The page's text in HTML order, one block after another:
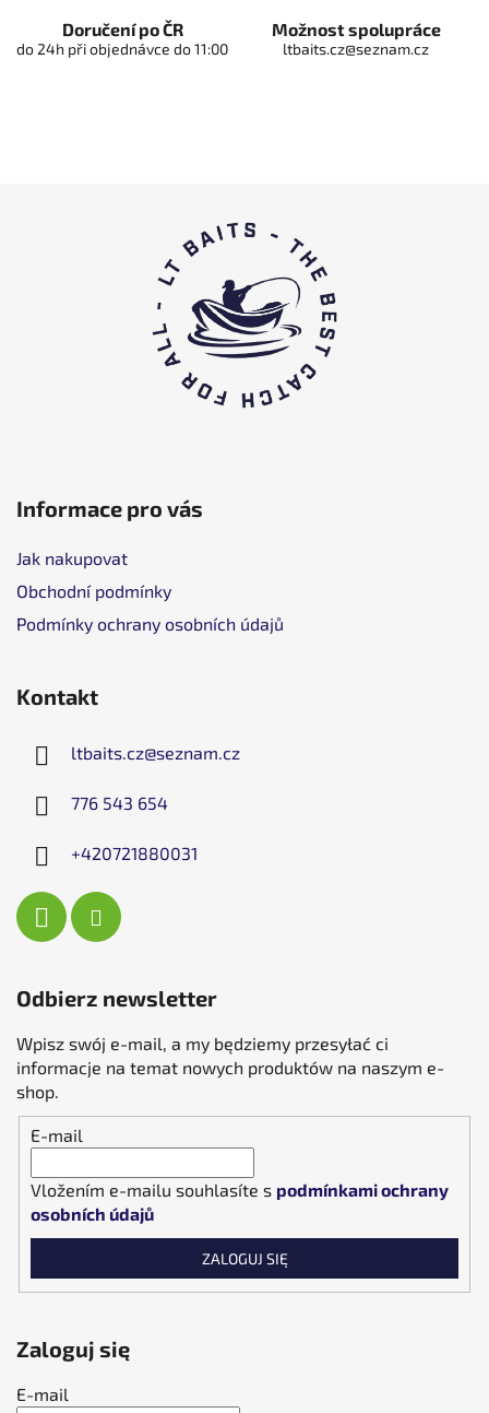
Doručení po ČR
do 24h při objednávce do 11:00
Možnost spolupráce
ltbaits.cz@seznam.cz
Informace pro vás
Jak nakupovat
Obchodní podmínky
Podmínky ochrany osobních údajů
Kontakt
ltbaits.cz@seznam.cz
776 543 654
+420721880031
Odbierz newsletter
Wpisz swój e-mail, a my będziemy przesyłać ci
informacje na temat nowych produktów na naszym e-
shop.
E-mail
Vložením e-mailu souhlasíte s podmínkami ochrany
osobních údajů
ZALOGUJ SIĘ
Zaloguj się
E-mail